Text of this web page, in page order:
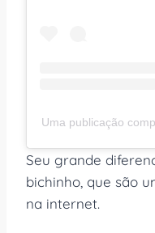
Uma publicação
Seu grande
bichinho, que são
na internet.